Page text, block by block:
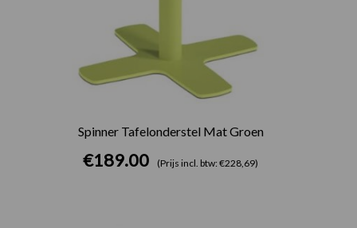
Spinner Tafelonderstel Mat Groen
€189.00 (Prijs incl. btw: €228,69)